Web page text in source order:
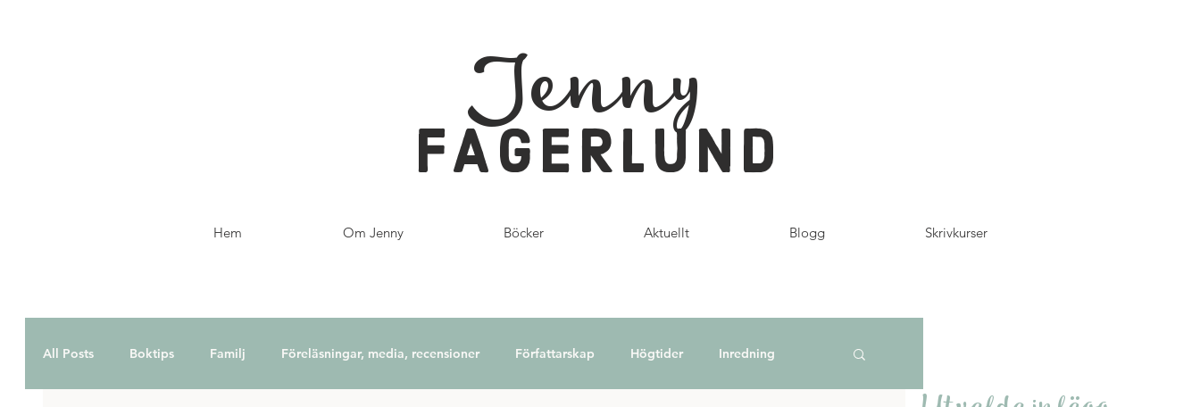
Jenny
FAGERLUND
Hem Om Jenny Böcker Aktuellt Blogg Skrivkurser
All Posts Boktips Familj Föreläsningar, media, recensioner Författarskap Högtider Inredning